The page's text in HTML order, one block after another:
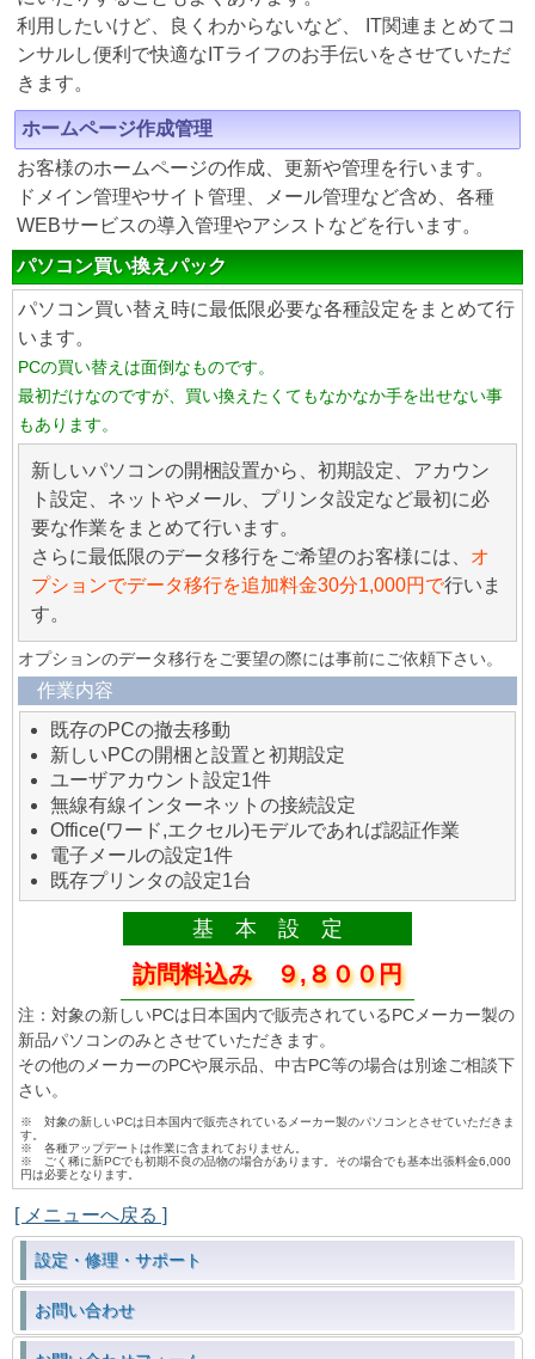
利用したいけど、良くわからないなど、 IT関連まとめてコ
ンサルし便利で快適なITライフのお手伝いをさせていただ
きます。
ホームページ作成管理
お客様のホームページの作成、更新や管理を行います。
ドメイン管理やサイト管理、メール管理など含め、各種
WEBサービスの導入管理やアシストなどを行います。
パソコン買い換えパック
パソコン買い替え時に最低限必要な各種設定をまとめて行
います。
PCの買い替えは面倒なものです。
最初だけなのですが、買い換えたくてもなかなか手を出せない事
もあります。
新しいパソコンの開梱設置から、初期設定、アカウン
ト設定、ネットやメール、プリンタ設定など最初に必
要な作業をまとめて行います。
さらに最低限のデータ移行をご希望のお客様には、 オ
プションでデータ移行を追加料金30分1,000円で行いま
す。
オプションのデータ移行をご要望の際には事前にご依頼下さい。
作業内容
既存のPCの撤去移動
新しいPCの開梱と設置と初期設定
ユーザアカウント設定1件
無線有線インターネットの接続設定
Office(ワード,エクセル)モデルであれば認証作業
電子メールの設定1件
既存プリンタの設定1台
基 本 設 定
訪問料込み ９,８００円
注：対象の新しいPCは日本国内で販売されているPCメーカー製の
新品パソコンのみとさせていただきます。
その他のメーカーのPCや展示品、中古PC等の場合は別途ご相談下
さい。
※ 対象の新しいPCは日本国内で販売されているメーカー製のパソコンとさせていただきま
す。
※ 各種アップデートは作業に含まれておりません。
※ ごく稀に新PCでも初期不良の品物の場合があります。その場合でも基本出張料金6,000
円は必要となります。
[ メニューへ戻る ]
設定・修理・サポート
お問い合わせ